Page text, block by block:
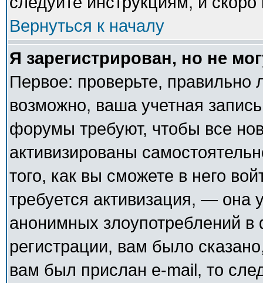
Вернуться к началу
Я зарегистрирован, но не
Первое: проверьте,
возможно, ваша учетная
форумы требуют, чтобы все
активизированы
того, как вы сможете в него
требуется активизация, — она
анонимных злоупотреблений
регистрации, вам было
вам был прислан e-mail, то